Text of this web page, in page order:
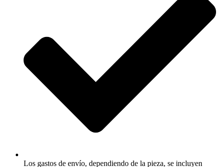
Los gastos de envío, dependiendo de la pieza, se incluyen